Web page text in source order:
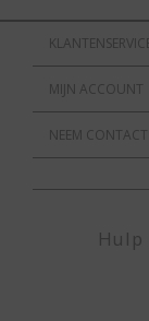
MIJN ACCOUNT
NEEM CONTACT
Hulp